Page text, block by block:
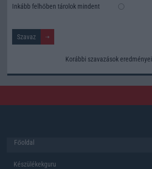
Inkább felhőben tárolok mindent
Korábbi szavazások eredményei
Főoldal
Készülékekguru